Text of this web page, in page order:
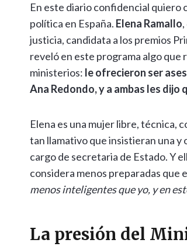
at
s
A
p
p
e
gr
a
m
e
b
o
o
k
ke
dI
n
se
n
g
er
En este diario confidencial quiero
política en España. Elena Ramallo
justicia, candidata a los premios
reveló en este programa algo
ministerios: le ofrecieron ser
Ana Redondo, y a ambas les dijo
Elena es una mujer libre, técnica,
tan llamativo que insistieran una
cargo de secretaria de Estado. Y
considera menos preparadas que
menos inteligentes que yo, y en
La presión del